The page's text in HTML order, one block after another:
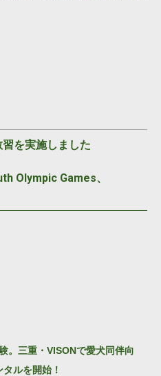
を実施しました
Olympic Games、
。三重・VISONで愛犬同伴向
ルを開始！